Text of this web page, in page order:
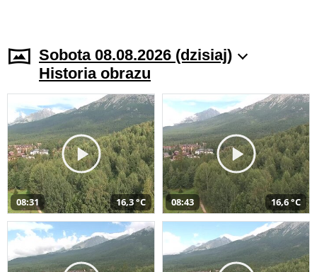
Sobota 08.08.2026 (dzisiaj)
Historia obrazu
08:31 16,3 °C 08:43 16,6 °C